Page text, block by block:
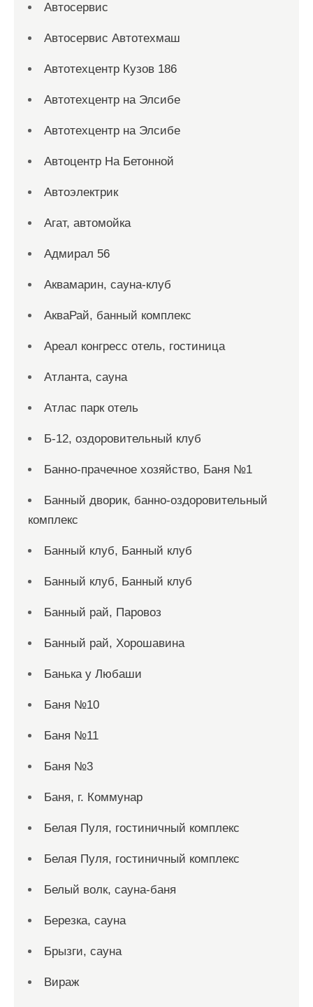
Автосервис
Автосервис Автотехмаш
Автотехцентр Кузов 186
Автотехцентр на Элсибе
Автотехцентр на Элсибе
Автоцентр На Бетонной
Автоэлектрик
Агат, автомойка
Адмирал 56
Аквамарин, сауна-клуб
АкваРай, банный комплекс
Ареал конгресс отель, гостиница
Атланта, сауна
Атлас парк отель
Б-12, оздоровительный клуб
Банно-прачечное хозяйство, Баня №1
Банный дворик, банно-оздоровительный
комплекс
Банный клуб, Банный клуб
Банный клуб, Банный клуб
Банный рай, Паровоз
Банный рай, Хорошавина
Банька у Любаши
Баня №10
Баня №11
Баня №3
Баня, г. Коммунар
Белая Пуля, гостиничный комплекс
Белая Пуля, гостиничный комплекс
Белый волк, сауна-баня
Березка, сауна
Брызги, сауна
Вираж